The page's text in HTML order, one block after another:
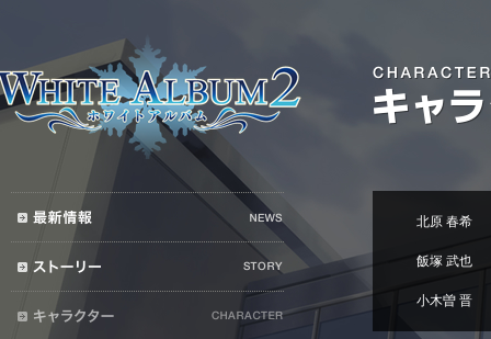
北原 春希
飯塚 武也
小木曽 晋